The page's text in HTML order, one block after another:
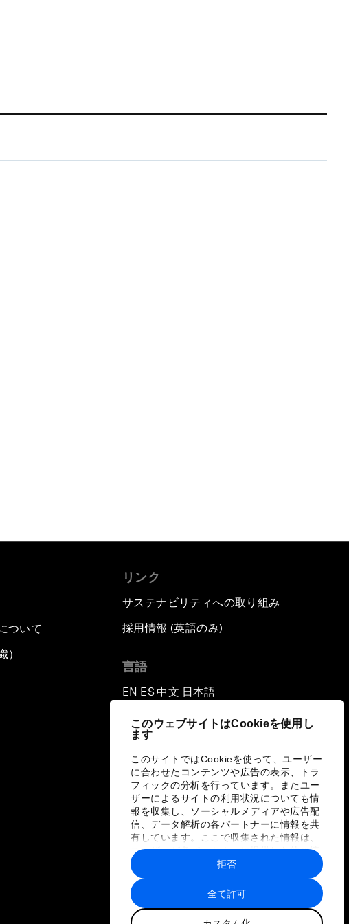
このウェブサイトはCookieを使用し
ます
このサイトではCookieを使って、ユーザー
に合わせたコンテンツや広告の表示、トラ
フィックの分析を行っています。またユー
ザーによるサイトの利用状況についても情
報を収集し、ソーシャルメディアや広告配
信、データ解析の各パートナーに情報を共
有しています。ここで収集された情報は、
ユーザーが各パートナーに提供した他の情
報や各パートナーのサービスを使用した際
に収集された情報と組み合わされ、各パー
トナーによって使用されることがありま
す。
全て許可
拒否
ついて
）
リンク
サステナビリティへの取り組み
採用情報 (英語のみ)
言語
EN ▪ ES▪中文▪ 日本語